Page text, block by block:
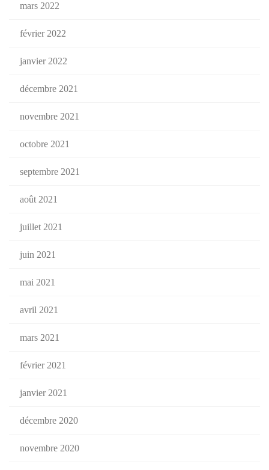
mars 2022
février 2022
janvier 2022
décembre 2021
novembre 2021
octobre 2021
septembre 2021
août 2021
juillet 2021
juin 2021
mai 2021
avril 2021
mars 2021
février 2021
janvier 2021
décembre 2020
novembre 2020